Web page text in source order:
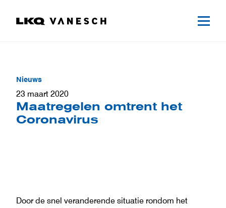
Nieuws
23 maart 2020
Maatregelen omtrent het
Coronavirus
Door de snel veranderende situatie rondom het